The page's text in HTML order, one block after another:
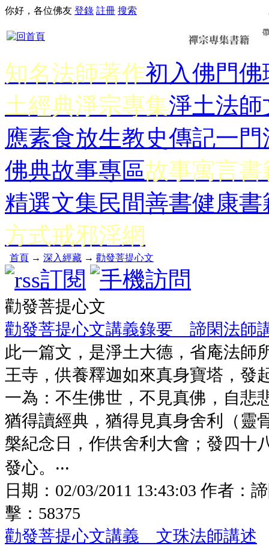
你好，各位佛友 登錄 註冊 搜索
知名法師著作初入佛門佛
土經典淨宗專集淨土法師
應素食放生教史傳記一門
佛典故事專區故事寓言書
精選文集民間善書健康書
方式戒邪淫網
首頁 → 深入經藏 → 勸發菩提心文
勸發菩提心文
勸發菩提心文講義錄要 諦閑法師
此一篇文，是淨土大德，省庵法師
王寺，供養釋迦如來真身寶塔，發
一為：不生佛世，不見真佛，自悲
猶得讀經典，猶得見真身舍利（靈
槃紀念日，作供舍利大會；發四十
發心。‧‧‧
日期： 02/03/2011 13:43:03 作者：
擊： 58375
勸發菩提心文講義 文珠法師講述